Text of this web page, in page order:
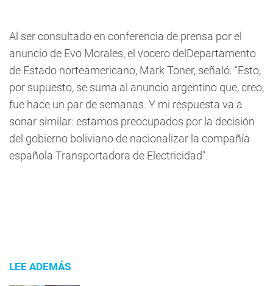
Al ser consultado en conferencia de prensa por el
anuncio de Evo Morales, el vocero delDepartamento
de Estado norteamericano, Mark Toner, señaló: "Esto,
por supuesto, se suma al anuncio argentino que, creo,
fue hace un par de semanas. Y mi respuesta va a
sonar similar: estamos preocupados por la decisión
del gobierno boliviano de nacionalizar la compañía
española Transportadora de Electricidad".
LEE ADEMÁS